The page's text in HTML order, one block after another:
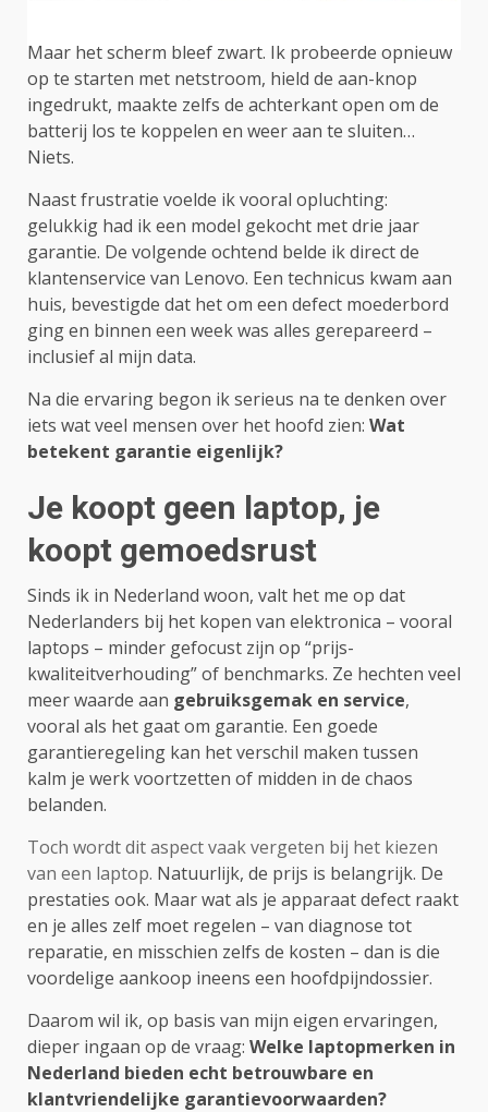
Maar het scherm bleef zwart. Ik probeerde opnieuw
op te starten met netstroom, hield de aan-knop
ingedrukt, maakte zelfs de achterkant open om de
batterij los te koppelen en weer aan te sluiten…
Niets.
Naast frustratie voelde ik vooral opluchting:
gelukkig had ik een model gekocht met drie jaar
garantie. De volgende ochtend belde ik direct de
klantenservice van Lenovo. Een technicus kwam aan
huis, bevestigde dat het om een defect moederbord
ging en binnen een week was alles gerepareerd –
inclusief al mijn data.
Na die ervaring begon ik serieus na te denken over
iets wat veel mensen over het hoofd zien: Wat
betekent garantie eigenlijk?
Je koopt geen laptop, je
koopt gemoedsrust
Sinds ik in Nederland woon, valt het me op dat
Nederlanders bij het kopen van elektronica – vooral
laptops – minder gefocust zijn op “prijs-
kwaliteitverhouding” of benchmarks. Ze hechten veel
meer waarde aan gebruiksgemak en service,
vooral als het gaat om garantie. Een goede
garantieregeling kan het verschil maken tussen
kalm je werk voortzetten of midden in de chaos
belanden.
Toch wordt dit aspect vaak vergeten bij het kiezen
van een laptop. Natuurlijk, de prijs is belangrijk. De
prestaties ook. Maar wat als je apparaat defect raakt
en je alles zelf moet regelen – van diagnose tot
reparatie, en misschien zelfs de kosten – dan is die
voordelige aankoop ineens een hoofdpijndossier.
Daarom wil ik, op basis van mijn eigen ervaringen,
dieper ingaan op de vraag: Welke laptopmerken in
Nederland bieden echt betrouwbare en
klantvriendelijke garantievoorwaarden?